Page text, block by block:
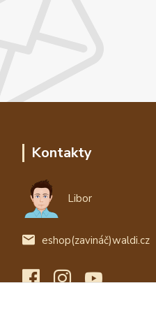
Kontakty
Libor
eshop(zavináč)waldi.cz